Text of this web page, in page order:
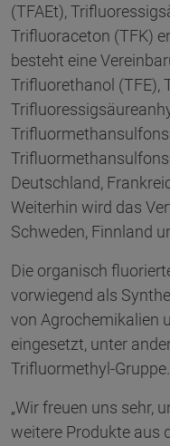
(TFAEt),
Trifluoraceton (TFK)
besteht eine
Trifluorethanol (TFE),
Deutschland,
Weiterhin wird das
Schweden, Finnland
Die organisch
vorwiegend als
von Agrochemikalien
eingesetzt, unter
Trifluormethyl-Gruppe.
„Wir freuen uns sehr,
weitere Produkte aus